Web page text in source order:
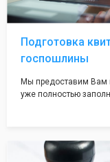
волноваться на этот
адреса не массовые
Подготовка
госпошлины
Мы предоставим Вам
уже полностью
посредственно в
подаче документов